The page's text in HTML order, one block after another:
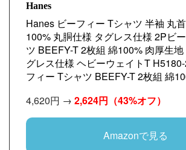
Hanes
Hanes ビーフィー Tシャツ 半袖 丸
100% 丸胴仕様 タグレス仕様 2Pビ
ツ BEEFY-T 2枚組 綿100% 肉厚生
グレス仕様 ヘビーウェイトT
フィー Tシャツ BEEFY-T 2枚組 綿
010-L
4,620円 → 2,624円 （43%オフ）
Amazonで見る